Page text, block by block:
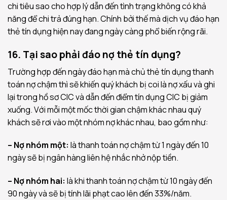
chi tiêu sao cho hợp lý dẫn đến tình trạng không có khả
năng để chi trả đúng hạn. Chính bởi thế mà dịch vụ đáo hạn
thẻ tín dụng hiện nay đang ngày càng phổ biến rộng rãi.
16. Tại sao phải đáo nợ thẻ tín dụng?
Trường hợp đến ngày đáo hạn mà chủ thẻ tín dụng thanh
toán nợ chậm thì sẽ khiến quý khách bị coi là nợ xấu và ghi
lại trong hồ sơ CIC và dẫn đến điểm tín dụng CIC bị giảm
xuống. Với mỗi một mốc thời gian chậm khác nhau quý
khách sẽ rơi vào một nhóm nợ khác nhau, bao gồm như:
– Nợ nhóm một: là thanh toán nợ chậm từ 1 ngày đến 10
ngày sẽ bị ngân hàng liên hệ nhắc nhở nộp tiền.
– Nợ nhóm hai: là khi thanh toán nợ chậm từ 10 ngày đến
90 ngày và sẽ bị tính lãi phạt cao lên đến 33%/năm.